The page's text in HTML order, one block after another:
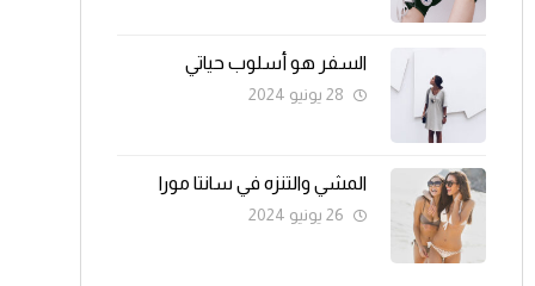
السفر هو أسلوب حياتي
28 يونيو 2024
المشي والتنزه في سانتا مورا
26 يونيو 2024